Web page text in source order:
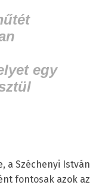
egy
a Széchenyi István
fontosak azok az